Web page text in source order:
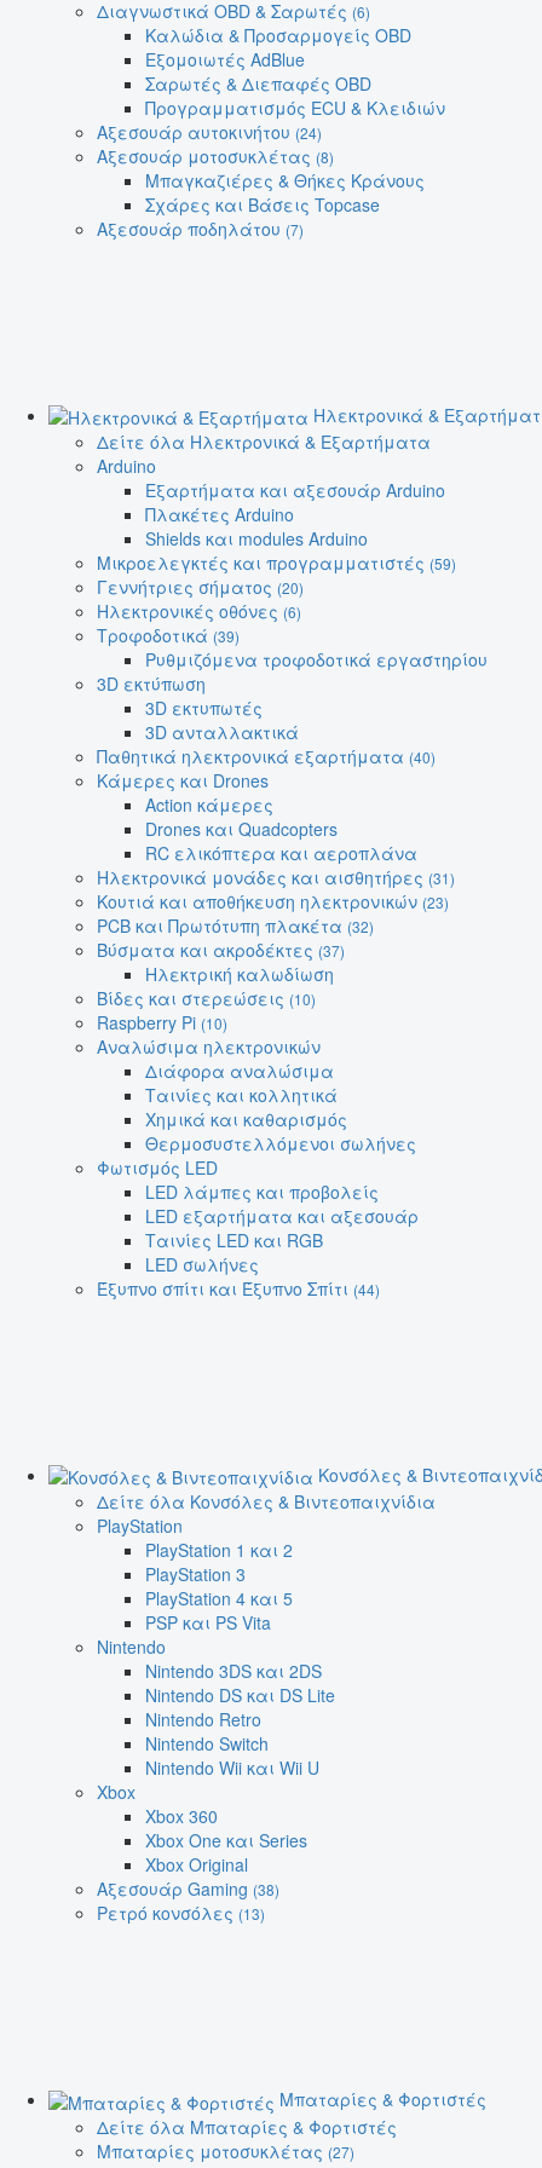
Διαγνωστικά OBD & Σαρωτές (6)
Καλώδια & Προσαρμογείς OBD
Εξομοιωτές AdBlue
Σαρωτές & Διεπαφές OBD
Προγραμματισμός ECU & Κλειδιών
Αξεσουάρ αυτοκινήτου (24)
Αξεσουάρ μοτοσυκλέτας (8)
Μπαγκαζιέρες & Θήκες Κράνους
Σχάρες και Βάσεις Topcase
Αξεσουάρ ποδηλάτου (7)
Ηλεκτρονικά &
Δείτε όλα Ηλεκτρονικά & Εξαρτήματα
Arduino
Εξαρτήματα και αξεσουάρ Arduino
Πλακέτες Arduino
Shields και modules Arduino
Μικροελεγκτές και προγραμματιστές (59)
Γεννήτριες σήματος (20)
Ηλεκτρονικές οθόνες (6)
Τροφοδοτικά (39)
Ρυθμιζόμενα τροφοδοτικά εργαστηρίου
3D εκτύπωση
3D εκτυπωτές
3D ανταλλακτικά
Παθητικά ηλεκτρονικά εξαρτήματα (40)
Κάμερες και Drones
Action κάμερες
Drones και Quadcopters
RC ελικόπτερα και αεροπλάνα
Ηλεκτρονικά μονάδες και αισθητήρες (31)
Κουτιά και αποθήκευση ηλεκτρονικών (23)
PCB και Πρωτότυπη πλακέτα (32)
Βύσματα και ακροδέκτες (37)
Ηλεκτρική καλωδίωση
Βίδες και στερεώσεις (10)
Raspberry Pi (10)
Αναλώσιμα ηλεκτρονικών
Διάφορα αναλώσιμα
Ταινίες και κολλητικά
Χημικά και καθαρισμός
Θερμοσυστελλόμενοι σωλήνες
Φωτισμός LED
LED λάμπες και προβολείς
LED εξαρτήματα και αξεσουάρ
Ταινίες LED και RGB
LED σωλήνες
Έξυπνο σπίτι και Έξυπνο Σπίτι (44)
Κονσόλες &
Δείτε όλα Κονσόλες & Βιντεοπαιχνίδια
PlayStation
PlayStation 1 και 2
PlayStation 3
PlayStation 4 και 5
PSP και PS Vita
Nintendo
Nintendo 3DS και 2DS
Nintendo DS και DS Lite
Nintendo Retro
Nintendo Switch
Nintendo Wii και Wii U
Xbox
Xbox 360
Xbox One και Series
Xbox Original
Αξεσουάρ Gaming (38)
Ρετρό κονσόλες (13)
Μπαταρίες & Φορτιστές
Δείτε όλα Μπαταρίες & Φορτιστές
Μπαταρίες μοτοσυκλέτας (27)